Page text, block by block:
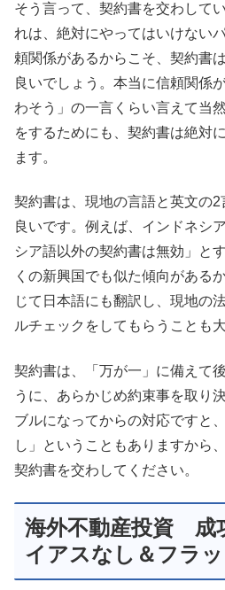
そう言って、契約書を交わして
れは、絶対にやってはいけない
頼関係があるからこそ、契約書
良いでしょう。本当に信頼関係
わそう」の一言くらい言えて当
をするためにも、契約書は絶対
ます。
契約書は、現地の言語と英文の
良いです。例えば、インドネシ
シア語以外の契約書は無効」と
くの新興国でも似た傾向がある
じて日本語にも翻訳し、現地の
ルチェックをしてもらうことも大
契約書は、「万が一」に備えて
うに、あらかじめ約束事を取り
ブルになってからの対応ですと
し」ということもありますから
契約書を交わしてください。
海外不動産投資
イアスなし＆フラ